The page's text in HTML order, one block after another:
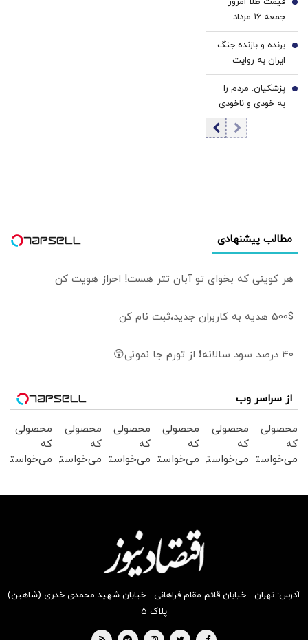
صداوسیما این‌گونه
القا می‌شود که
رهبری گفته‌اند
«اصلاً مذاکره
نمی‌کنیم» / ما با
کردیم
جمعه ۱۶ مرداد
۱۴۰۵/ افزایش
قیمت طلا
5
برنده و بازنده جنگ
ایران به روایت
«تلگراف» | صلحی
متفاوت با آنچه
ترامپ می‌خواست |
امضای توافق نزدیک
6
پزشکیان: مردم را
به خودی و ناخودی
تقسیم کردیم؛
«ناخودی» اصلاً وجود
7
مطالب پیشنهادی
هر کوینی که بخوای تو آبان تتر هست! احراز هویت کن
500$ هدیه به کاربران جدید،ثبت نام کن
40 درصد سود سالانه❗ از تورم جا نمونی😲
از سراسر وب
محصولی
که
می‌خواستی
محصولی
که
می‌خواستی
محصولی
که
می‌خواستی
بخر !
محصولی
که
می‌خواستی
بخر !
محصولی
که
می‌خواستی
محصولی
که
می‌خواستی
آدرس: تهران - خیابان قائم مقام فراهانی - خیابان شهید محمدی خدری (شاهین)
پلاک ۵